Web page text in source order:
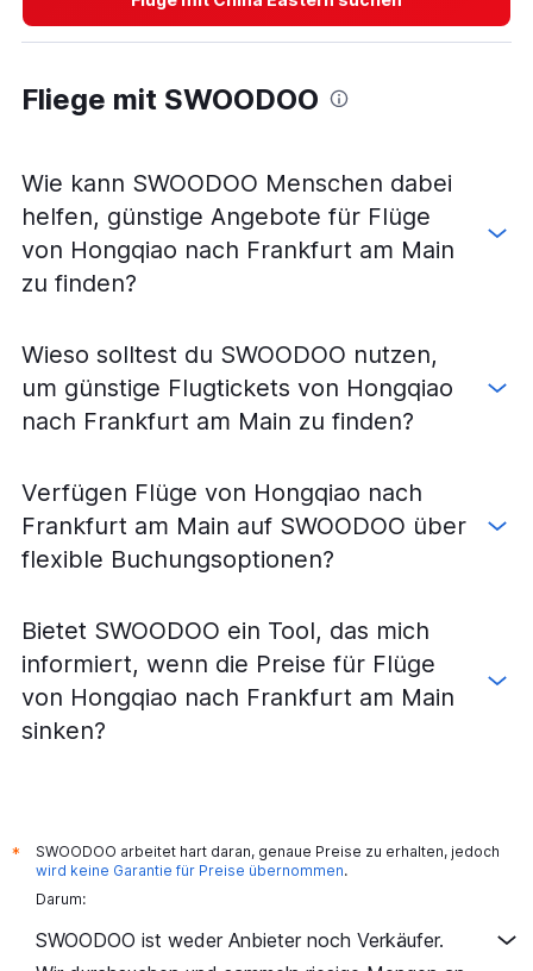
Fliege mit SWOODOO
Wie kann SWOODOO Menschen dabei
helfen, günstige Angebote für Flüge
von Hongqiao nach Frankfurt am Main
zu finden?
Wieso solltest du SWOODOO nutzen,
um günstige Flugtickets von Hongqiao
nach Frankfurt am Main zu finden?
Verfügen Flüge von Hongqiao nach
Frankfurt am Main auf SWOODOO über
flexible Buchungsoptionen?
Bietet SWOODOO ein Tool, das mich
informiert, wenn die Preise für Flüge
von Hongqiao nach Frankfurt am Main
sinken?
*
SWOODOO arbeitet hart daran, genaue Preise zu erhalten, jedoch
wird keine Garantie für Preise übernommen.
Darum:
SWOODOO ist weder Anbieter noch Verkäufer.